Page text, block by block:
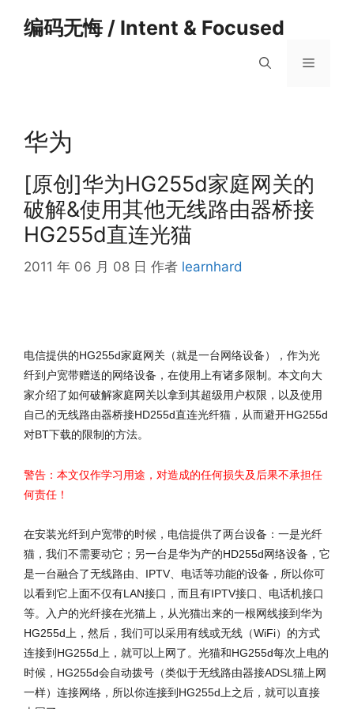
编码无悔 / Intent & Focused
菜
华为
[原创]华为HG255d家庭网关的
破解&使用其他无线路由器桥接
HG255d直连光猫
2011 年 06 月 08 日 作者 learnhard
电信提供的HG255d家庭网关（就是一台网络设备），作为光
纤到户宽带赠送的网络设备，在使用上有诸多限制。本文向大
家介绍了如何破解家庭网关以拿到其超级用户权限，以及使用
自己的无线路由器桥接HD255d直连光纤猫，从而避开HG255d
对BT下载的限制的方法。
警告：本文仅作学习用途，对造成的任何损失及后果不承担任
何责任！
在安装光纤到户宽带的时候，电信提供了两台设备：一是光纤
猫，我们不需要动它；另一台是华为产的HD255d网络设备，它
是一台融合了无线路由、IPTV、电话等功能的设备，所以你可
以看到它上面不仅有LAN接口，而且有IPTV接口、电话机接口
等。入户的光纤接在光猫上，从光猫出来的一根网线接到华为
HG255d上，然后，我们可以采用有线或无线（WiFi）的方式
连接到HG255d上，就可以上网了。光猫和HG255d每次上电的
时候，HG255d会自动拨号（类似于无线路由器接ADSL猫上网
一样）连接网络，所以你连接到HG255d上之后，就可以直接